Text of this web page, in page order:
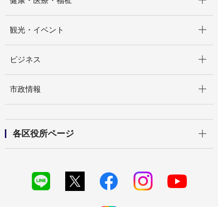
観光・イベント
ビジネス
市政情報
各区役所ページ